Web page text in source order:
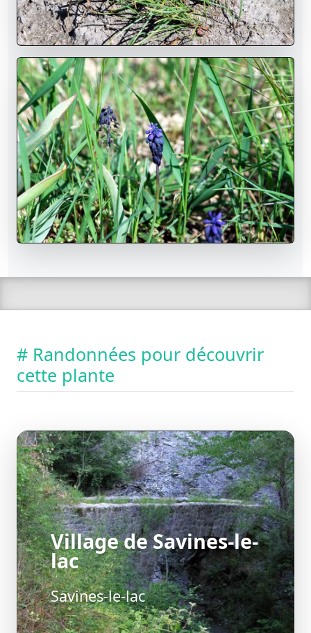
# Randonnées pour découvrir
cette plante
Village de Savines-le-
lac
Savines-le-lac